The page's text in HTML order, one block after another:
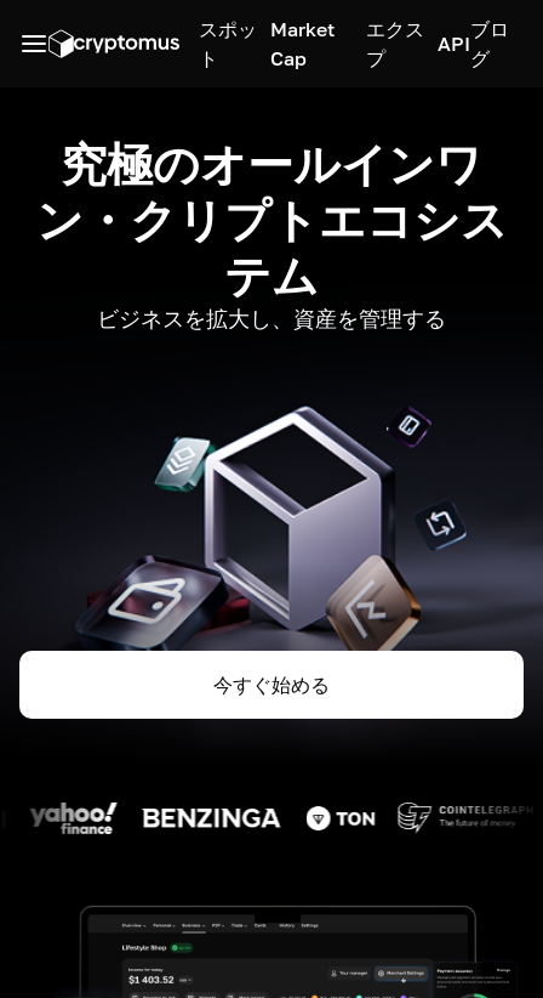
スポッ
ト
Market
Cap
エクス
プ
API
ブロ
グ
究極のオールインワ
ン・クリプトエコシス
テム
ビジネスを拡大し、資産を管理する
今すぐ始める